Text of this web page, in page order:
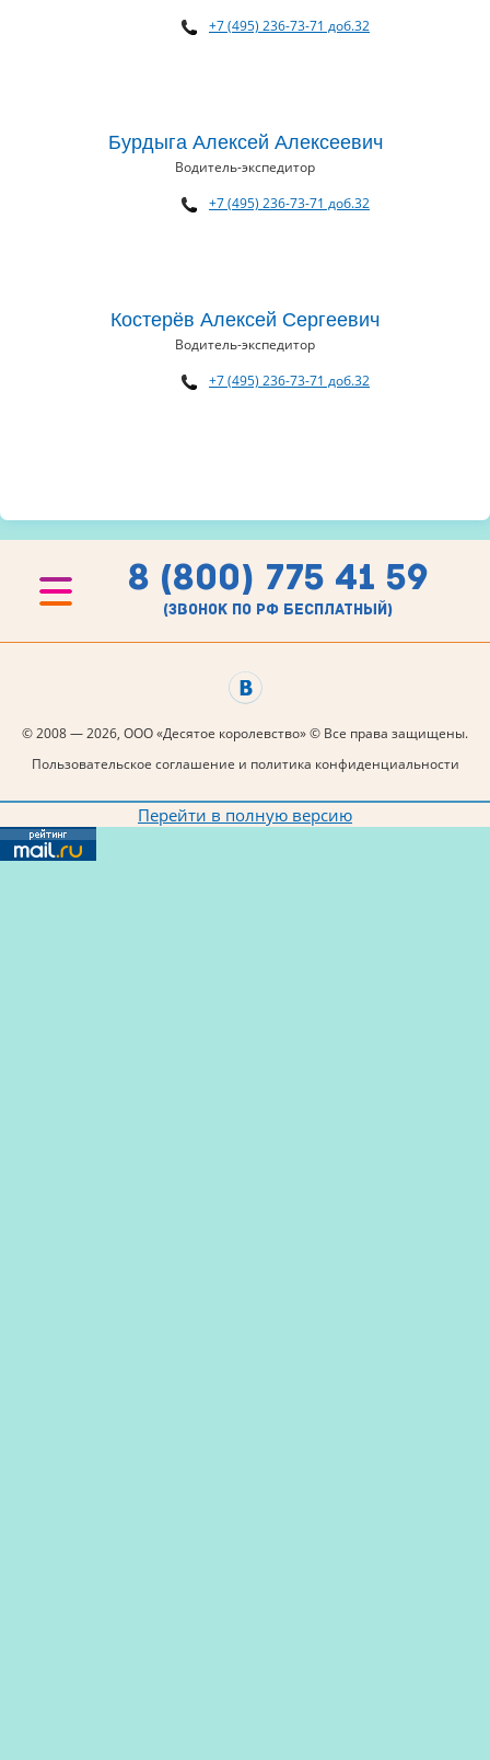
+7 (495) 236-73-71 доб.32
Бурдыга Алексей Алексеевич
Водитель-экспедитор
+7 (495) 236-73-71 доб.32
Костерёв Алексей Сергеевич
Водитель-экспедитор
+7 (495) 236-73-71 доб.32
8 (800) 775 41 59
(звонок по рф бесплатный)
© 2008 — 2026, ООО «Десятое королевство» © Все права защищены.
Пользовательское соглашение и политика конфиденциальности
Перейти в полную версию